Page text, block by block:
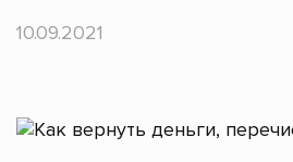
10.09.2021